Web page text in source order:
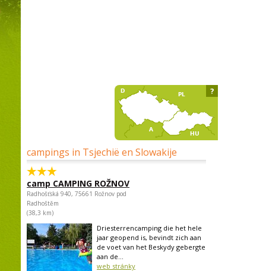
campings in Tsjechië en Slowakije
camp CAMPING ROŽNOV
Radhošťská 940, 75661 Rožnov pod
Radhoštěm
(38,3 km)
Driesterrencamping die het hele
jaar geopend is, bevindt zich aan
de voet van het Beskydy gebergte
aan de...
web stránky
?